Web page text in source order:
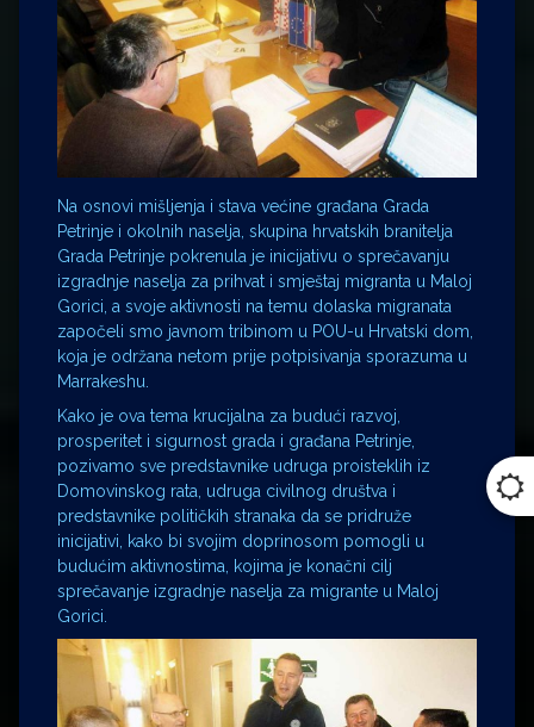
Na osnovi mišljenja i stava većine građana Grada
Petrinje i okolnih naselja, skupina hrvatskih branitelja
Grada Petrinje pokrenula je inicijativu o sprečavanju
izgradnje naselja za prihvat i smještaj migranta u Maloj
Gorici, a svoje aktivnosti na temu dolaska migranata
započeli smo javnom tribinom u POU-u Hrvatski dom,
koja je održana netom prije potpisivanja sporazuma u
Marrakeshu.
Kako je ova tema krucijalna za budući razvoj,
prosperitet i sigurnost grada i građana Petrinje,
pozivamo sve predstavnike udruga proisteklih iz
Domovinskog rata, udruga civilnog društva i
predstavnike političkih stranaka da se pridruže
inicijativi, kako bi svojim doprinosom pomogli u
budućim aktivnostima, kojima je konačni cilj
sprečavanje izgradnje naselja za migrante u Maloj
Gorici.